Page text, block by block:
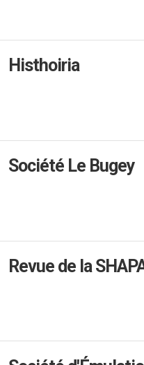
Histhoiria
Société Le Bugey
Revue de la